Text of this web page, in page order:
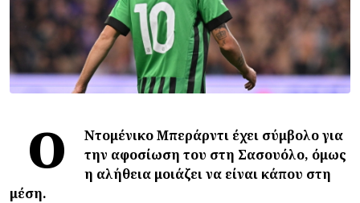
Ο
Ντομένικο Μπεράρντι έχει σύμβολο για
την αφοσίωση του στη Σασουόλο, όμως
η αλήθεια μοιάζει να είναι κάπου στη
μέση.